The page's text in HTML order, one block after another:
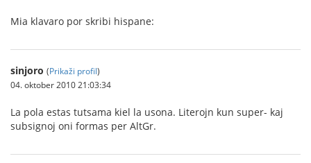
Mia klavaro por skribi hispane:
sinjoro (Prikaži profil)
04. oktober 2010 21:03:34
La pola estas tutsama kiel la usona. Literojn kun super- kaj
subsignoj oni formas per AltGr.